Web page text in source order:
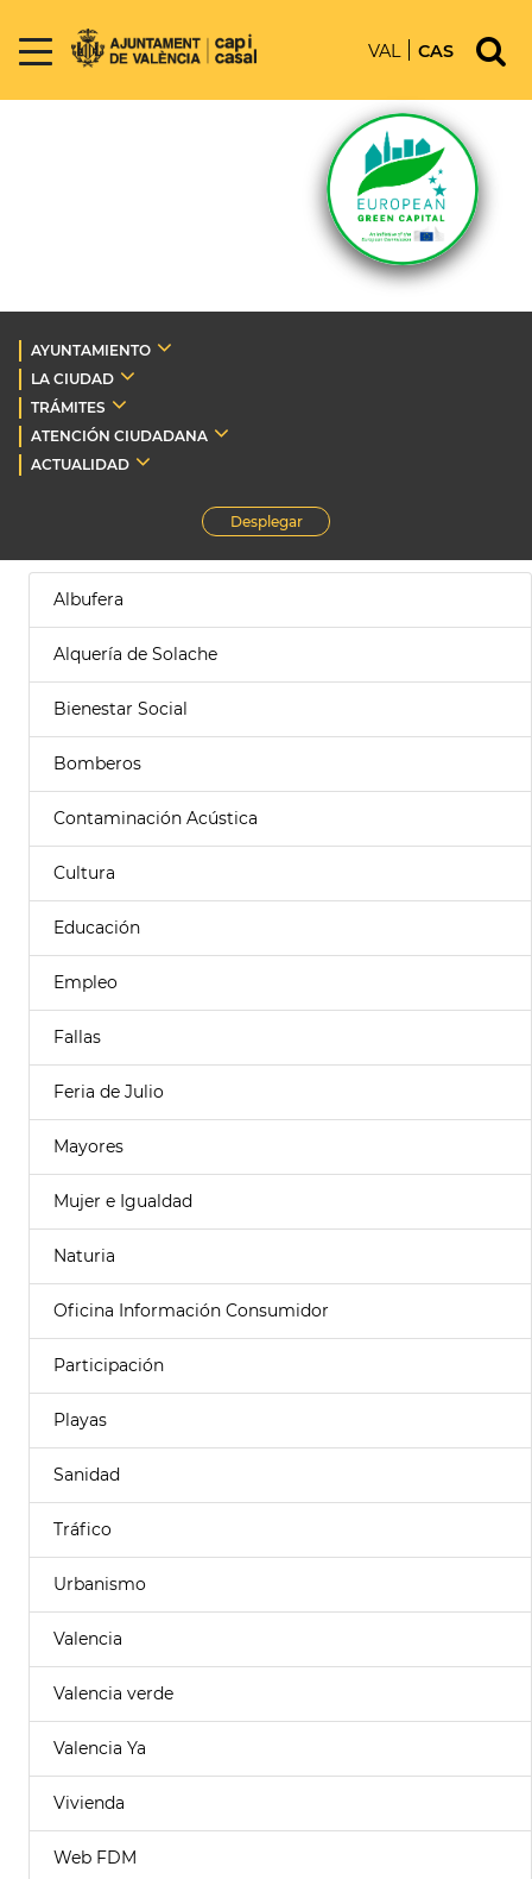
VAL CAS
AYUNTAMIENTO
LA CIUDAD
TRÁMITES
ATENCIÓN CIUDADANA
ACTUALIDAD
Desplegar
Albufera
Alquería de Solache
Bienestar Social
Bomberos
Contaminación Acústica
Cultura
Educación
Empleo
Fallas
Feria de Julio
Mayores
Mujer e Igualdad
Naturia
Oficina Información Consumidor
Participación
Playas
Sanidad
Tráfico
Urbanismo
Valencia
Valencia verde
Valencia Ya
Vivienda
Web FDM